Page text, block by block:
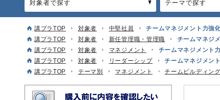
対象者で探す テーマで探す
講プラTOP 対象者 中堅社員
チームマネジメント力強
講プラTOP
対象者 新任管理職・管理職
チームマネジ
講プラTOP
対象者 マネジメント
チームマネジメント
講プラTOP
対象者 リーダーシップ
チームマネジメン
講プラTOP
テーマ別 マネジメント チームビルディン